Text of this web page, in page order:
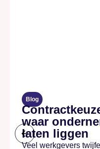
Blog
waar
laten liggen
Veel werkgevers